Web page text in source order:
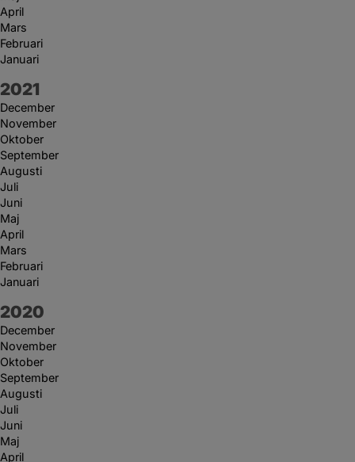
April
Mars
Februari
Januari
År:
2021
December
November
Oktober
September
Augusti
Juli
Juni
Maj
April
Mars
Februari
Januari
År:
2020
December
November
Oktober
September
Augusti
Juli
Juni
Maj
April